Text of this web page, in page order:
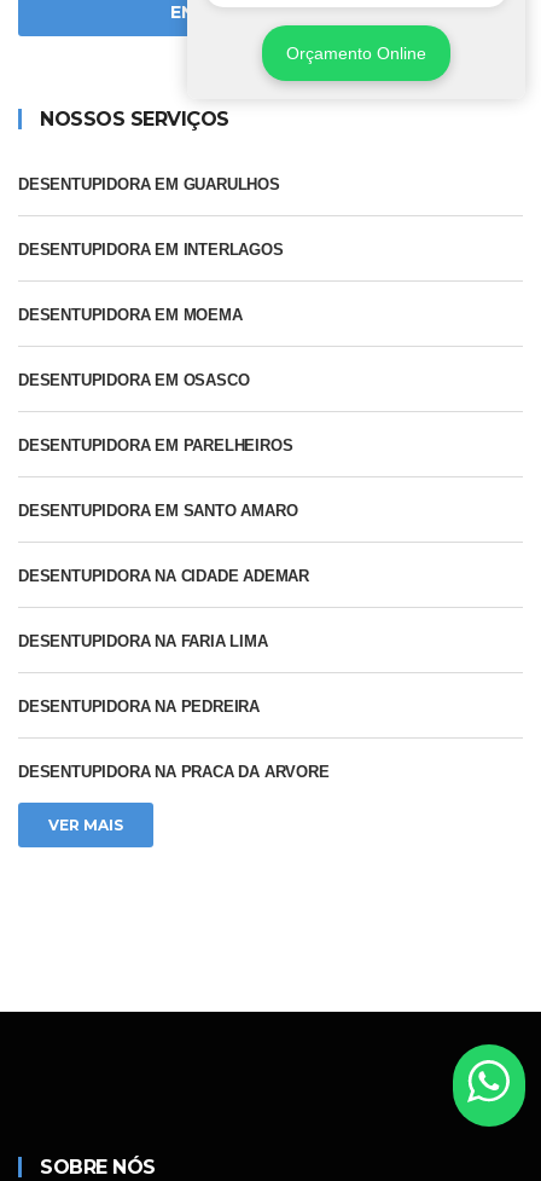
ENVIAR SOLICITAÇÃO
NOSSOS SERVIÇOS
DESENTUPIDORA EM GUARULHOS
DESENTUPIDORA EM INTERLAGOS
DESENTUPIDORA EM MOEMA
DESENTUPIDORA EM OSASCO
DESENTUPIDORA EM PARELHEIROS
DESENTUPIDORA EM SANTO AMARO
DESENTUPIDORA NA CIDADE ADEMAR
DESENTUPIDORA NA FARIA LIMA
DESENTUPIDORA NA PEDREIRA
DESENTUPIDORA NA PRACA DA ARVORE
VER MAIS
SOBRE NÓS
Orçamento Online